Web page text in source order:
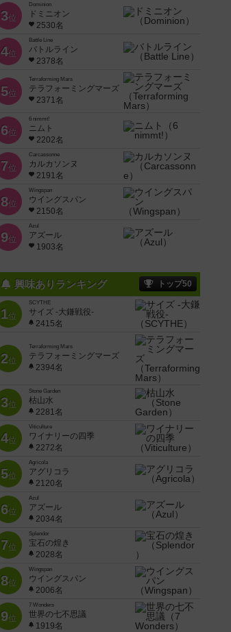
3位
Dominion
ドミニオン
2530名
4位
Battle Line
バトルライン
2378名
5位
Terraforming Mars
テラフォーミングマーズ
2371名
6位
6 nimmt!
ニムト
2202名
7位
Carcassonne
カルカソンヌ
2191名
8位
Wingspan
ウイングスパン
2150名
9位
Azul
アズール
1903名
興味ありランキング トップ50
1位
SCYTHE
サイズ -大鎌戦役-
2415名
2位
Terraforming Mars
テラフォーミングマーズ
2394名
3位
Stone Garden
枯山水
2281名
4位
Viticulture
ワイナリーの四季
2272名
5位
Agricola
アグリコラ
2120名
6位
Azul
アズール
2034名
7位
Splendor
宝石の煌き
2028名
8位
Wingspan
ウイングスパン
2006名
9位
7 Wonders
世界の七不思議
1919名